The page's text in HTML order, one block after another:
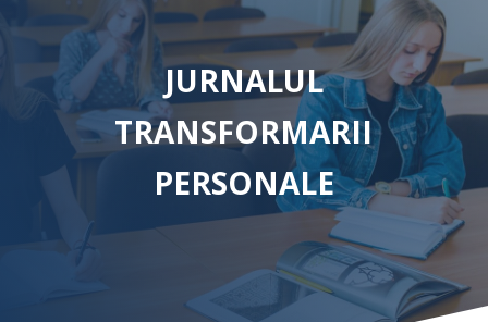
JURNALUL
TRANSFORMARII
PERSONALE